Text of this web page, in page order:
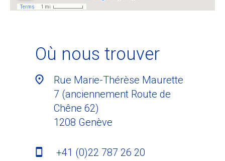
Où nous trouver
Rue Marie-Thérèse Maurette
7 (anciennement Route de
Chêne 62)
1208 Genève
+41 (0)22 787 26 20